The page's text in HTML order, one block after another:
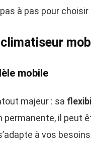
à pas pour
mobile
majeur : sa
il peut
à vos